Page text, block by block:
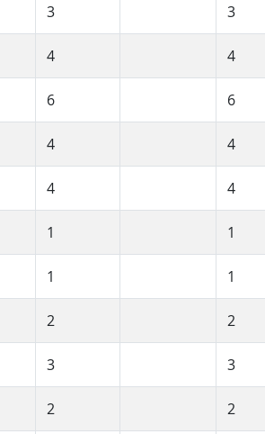
3 3
4 4
6 6
4 4
4 4
1 1
1 1
2 2
3 3
2 2